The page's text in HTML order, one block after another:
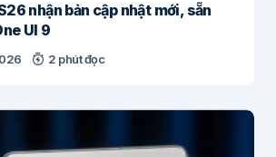
nhận bản cập nhật mới, sẵn
UI 9
2 phút đọc